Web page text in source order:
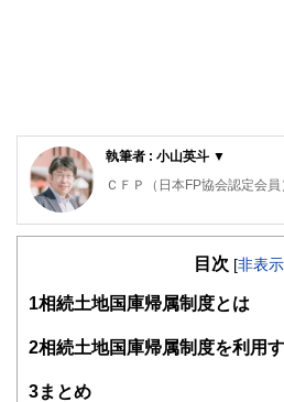
執筆者 : 小山英斗 ▼
ＣＦＰ（日本FP協会認定会員
1級ＦＰ技能士（資産設計提
未来が見えるね研究所 代表
好きなもの：旅行、建築、カ
人生100年時代、これまでの
や家を持って定年そして老後
目次 [非表示
1 相続土地国庫帰属制度とは
2相続土地国庫帰属制度を利用
3まとめ